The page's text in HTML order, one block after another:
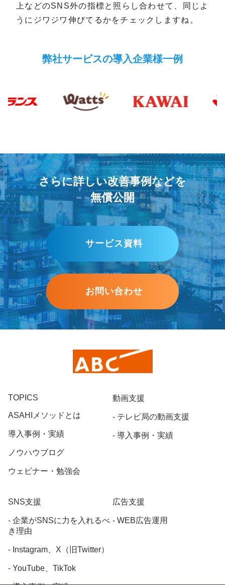
上などのSNS外の指標と照らし合わせて、同じよ
うにジワジワ伸びてるかをチェックしますね。
弊社サービスの導入企業様一例
さらに詳しい改善事例などを
無償公開
サービス資料
お問い合わせ
TOPICS
ASAHIメソッドとは
導入事例・実績
ノウハウブログ
ウェビナー・勉強会
SNS支援
企業がSNSに力を入れるべ
き理由
Instagram、X（旧Twitter）
YouTube、TikTok
動画支援
テレビ局の動画支援
導入事例・実績
広告支援
WEB広告運用